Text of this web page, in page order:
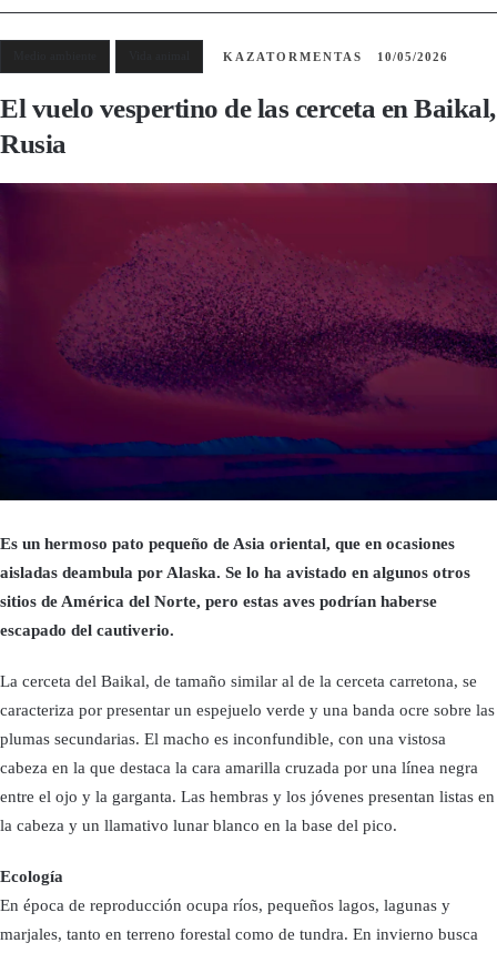
KAZATORMENTAS 10/05/2026
El vuelo vespertino de las cerceta en Baikal,
Rusia
Es un hermoso pato pequeño de Asia oriental, que en ocasiones
aisladas deambula por Alaska. Se lo ha avistado en algunos otros
sitios de América del Norte, pero estas aves podrían haberse
escapado del cautiverio.
La cerceta del Baikal, de tamaño similar al de la cerceta carretona, se
caracteriza por presentar un espejuelo verde y una banda ocre sobre las
plumas secundarias. El macho es inconfundible, con una vistosa
cabeza en la que destaca la cara amarilla cruzada por una línea negra
entre el ojo y la garganta. Las hembras y los jóvenes presentan listas en
la cabeza y un llamativo lunar blanco en la base del pico.
Ecología
En época de reproducción ocupa ríos, pequeños lagos, lagunas y
marjales, tanto en terreno forestal como de tundra. En invierno busca